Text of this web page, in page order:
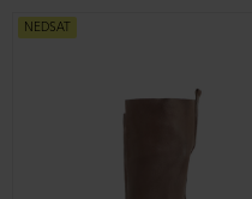
NEDSAT